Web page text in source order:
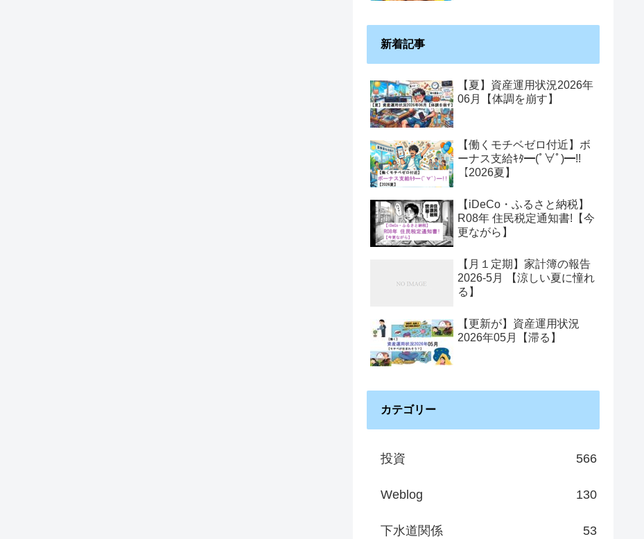
新着記事
【夏】資産運用状況2026年
06月【体調を崩す】
【働くモチベゼロ付近】ボ
ーナス支給ｷﾀ━(ﾟ∀ﾟ)━!!
【2026夏】
【iDeCo・ふるさと納税】
R08年 住民税定通知書!【今
更ながら】
【月１定期】家計簿の報告
2026-5月 【涼しい夏に憧れ
る】
【更新が】資産運用状況
2026年05月【滞る】
カテゴリー
投資 566
Weblog 130
下水道関係 53